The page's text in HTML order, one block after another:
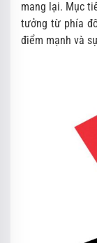
mang lại. Mục
tưởng từ phía
điểm mạnh và